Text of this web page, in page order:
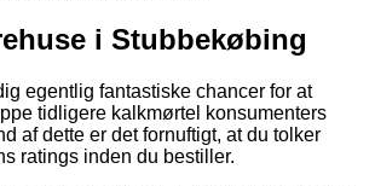
i Stubbekøbing
egentlig fantastiske chancer for at
tidligere kalkmørtel konsumenters
af dette er det fornuftigt, at du tolker
ratings inden du bestiller.